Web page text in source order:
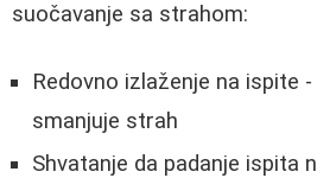
suočavanje sa strahom:
Redovno izlaženje na ispite
smanjuje strah
Shvatanje da padanje ispita